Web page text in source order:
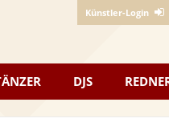
Künstler-Login
DJS